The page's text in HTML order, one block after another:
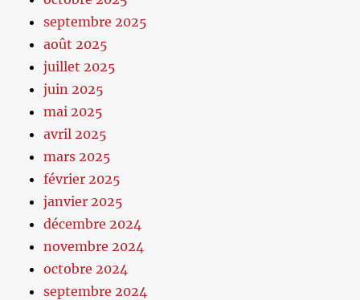
septembre 2025
août 2025
juillet 2025
juin 2025
mai 2025
avril 2025
mars 2025
février 2025
janvier 2025
décembre 2024
novembre 2024
octobre 2024
septembre 2024